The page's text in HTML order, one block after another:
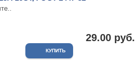
29.00 руб.